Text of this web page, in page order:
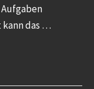
kann das …